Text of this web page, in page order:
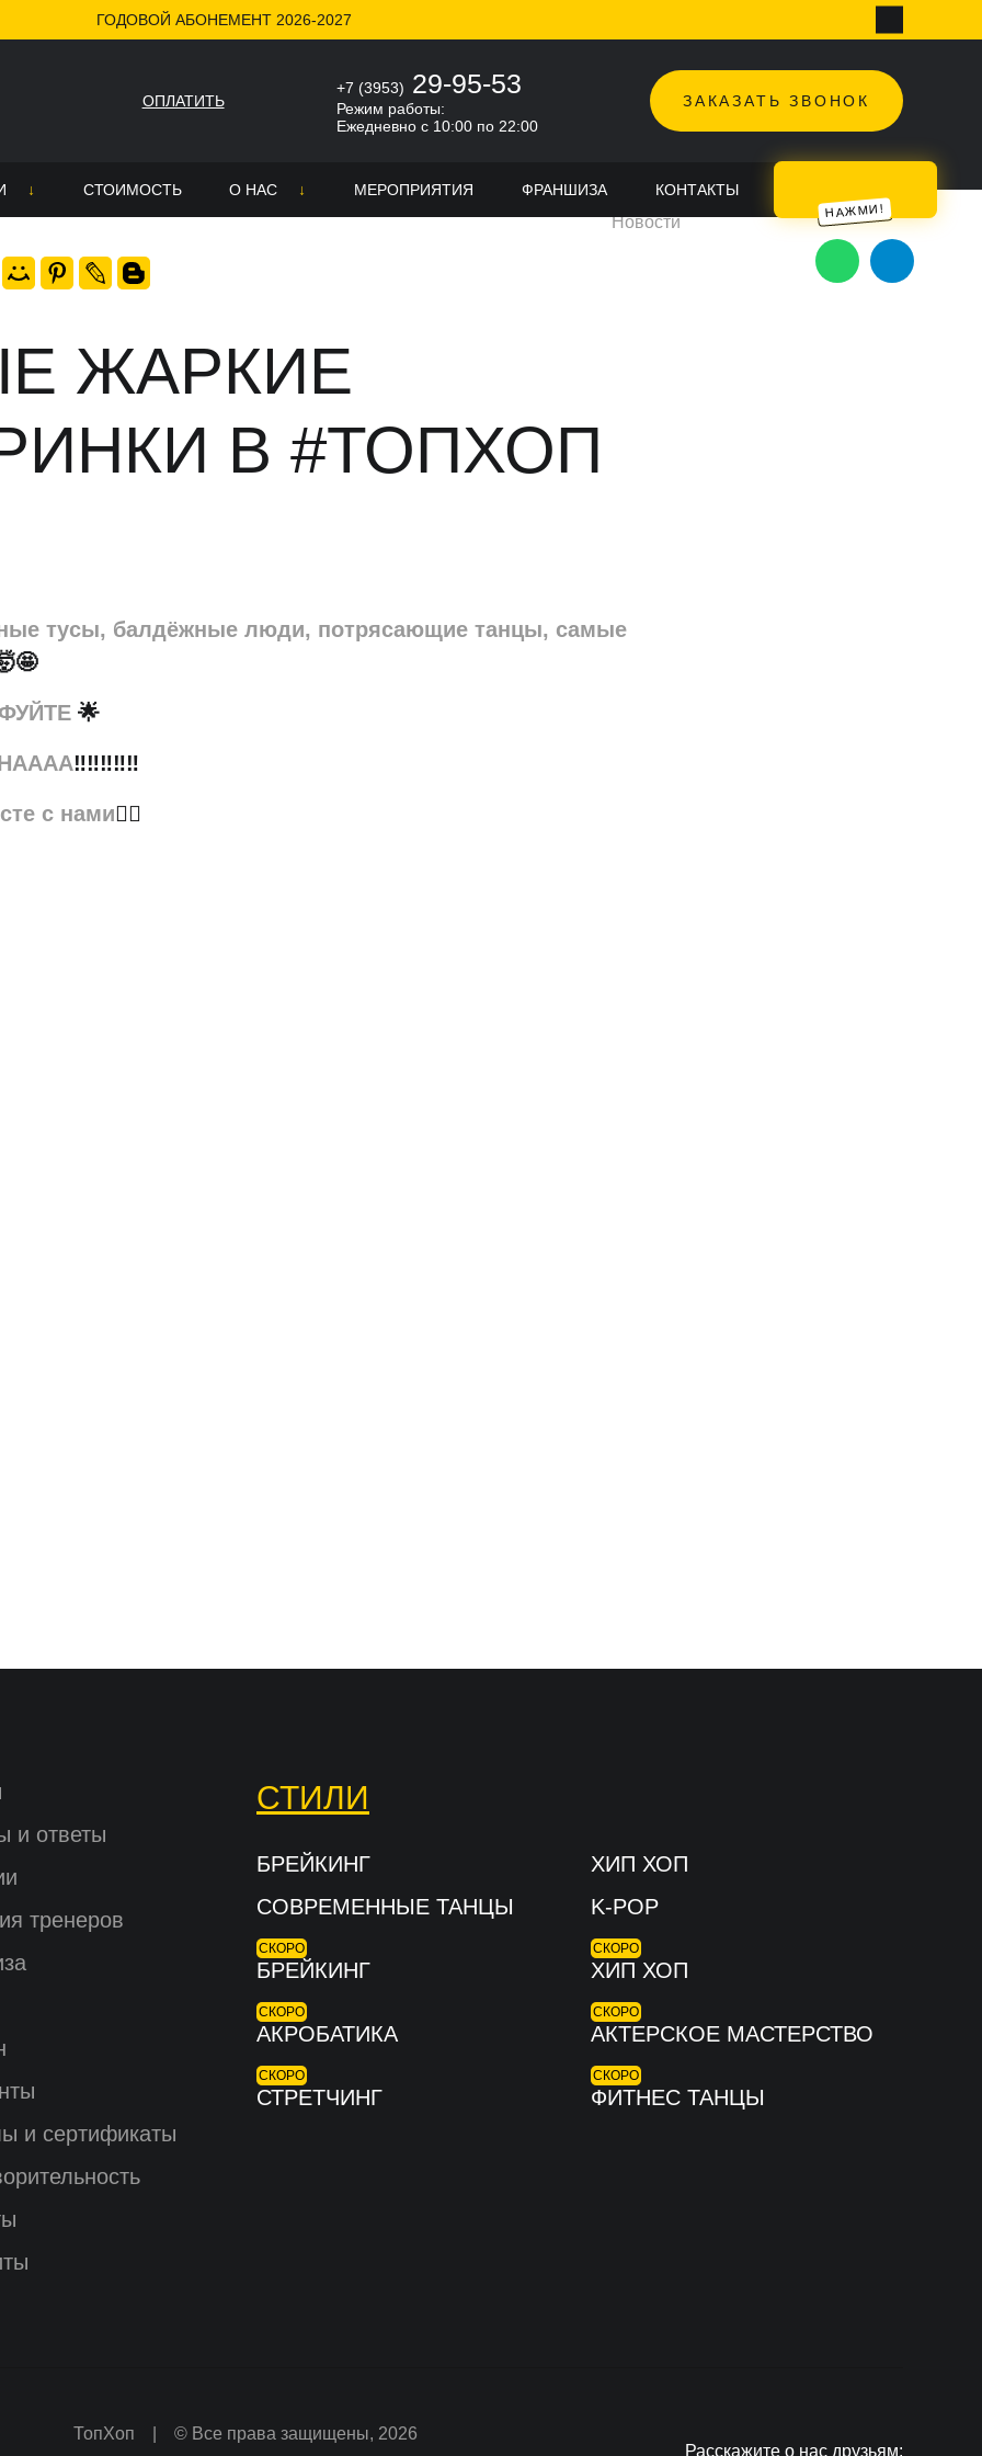
ГОДОВОЙ АБОНЕМЕНТ 2026-2027
ОПЛАТИТЬ
+7 (3953) 29-95-53
Режим работы:
Ежедневно с 10:00 по 22:00
ЗАКАЗАТЬ ЗВОНОК
СТОИМОСТЬ О НАС
СМИ о нас
Отзывы
МЕРОПРИЯТИЯ ФРАНШИЗА КОНТАКТЫ
Новости
ЖАРКИЕ
В #ТОПХОП
тусы, балдёжные люди, потрясающие танцы, самые
🌟
‼‼‼‼‼
с нами❤
и ответы
тренеров
и сертификаты
СТИЛИ
БРЕЙКИНГ
ХИП ХОП
СОВРЕМЕННЫЕ ТАНЦЫ
K-POP
СКОРО
БРЕЙКИНГ
СКОРО
ХИП ХОП
СКОРО
АКРОБАТИКА
СКОРО
АКТЕРСКОЕ МАСТЕРСТВО
СКОРО
СТРЕТЧИНГ
СКОРО
ФИТНЕС ТАНЦЫ
ТопХоп | © Все права защищены, 2026
Расскажите о нас друзьям: